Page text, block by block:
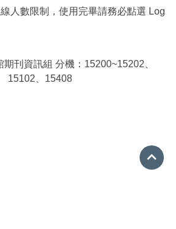
人數限制，使用完畢請務必點選 Log
刊資訊組 分機：15200~15202、
15102、15408